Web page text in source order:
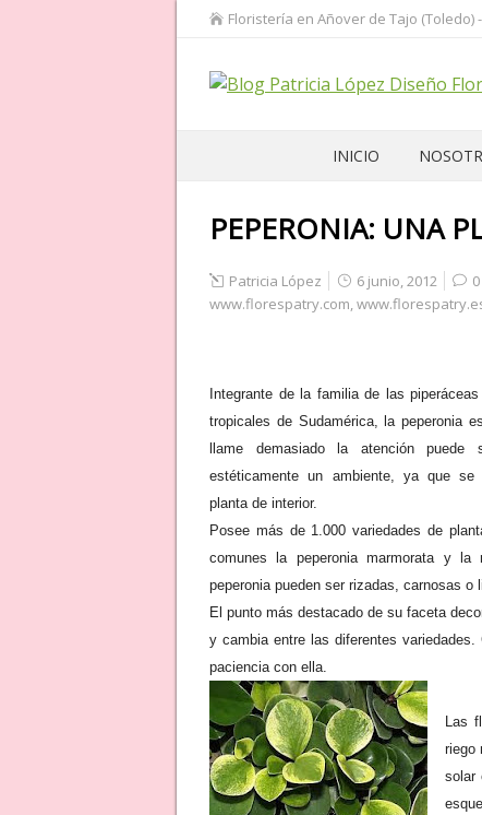
Floristería en Añover de Tajo (Toledo)
INICIO
PEPERONIA: UNA
Patricia López 6 junio, 2012 0
www.florespatry.com,
Integrante de la familia de laspiperáceas
tropicales de Sudamérica, la peperonia
llame demasiado la atención
estéticamente un ambiente, ya que se
planta de interior.
Posee más de 1.000 variedades de
comunes la peperonia marmorata y la
peperoniapueden ser rizadas, carnosas o
El punto más destacado de su faceta
y cambia entre las diferentes
paciencia con ella.
Las
riego
solar